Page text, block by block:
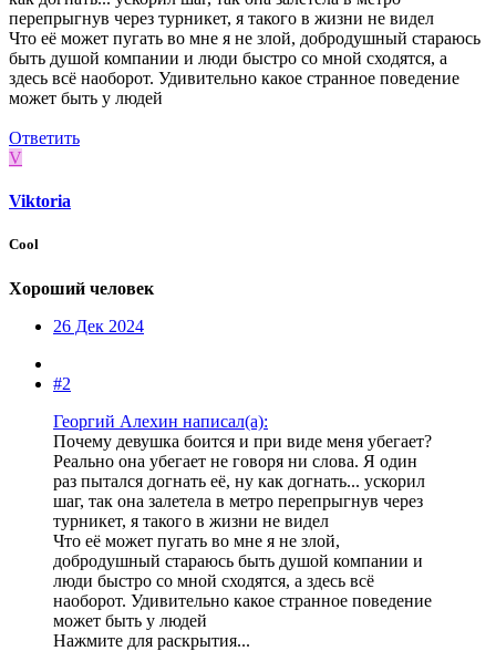
перепрыгнув через турникет, я такого в жизни не видел
Что её может пугать во мне я не злой, добродушный стараюсь
быть душой компании и люди быстро со мной сходятся, а
здесь всё наоборот. Удивительно какое странное поведение
может быть у людей
Ответить
V
Viktoria
Cool
Хороший человек
26 Дек 2024
#2
Георгий Алехин написал(а):
Почему девушка боится и при виде меня убегает?
Реально она убегает не говоря ни слова. Я один
раз пытался догнать её, ну как догнать... ускорил
шаг, так она залетела в метро перепрыгнув через
турникет, я такого в жизни не видел
Что её может пугать во мне я не злой,
добродушный стараюсь быть душой компании и
люди быстро со мной сходятся, а здесь всё
наоборот. Удивительно какое странное поведение
может быть у людей
Нажмите для раскрытия...